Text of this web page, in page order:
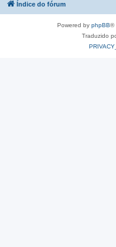
Índice do fórum
Powered by phpBB®
Traduzido